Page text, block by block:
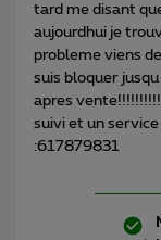
tard me disant
aujourdhui je
probleme viens
suis bloquer
apres
suivi et un
:617879831